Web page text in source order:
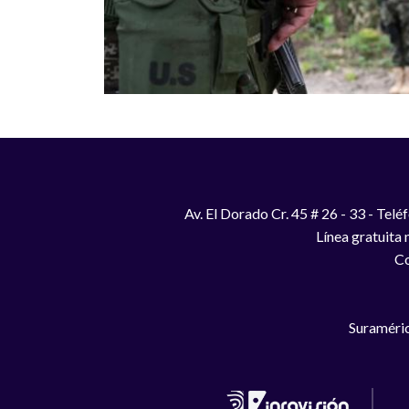
Av. El Dorado Cr. 45 # 26 - 33 -
Línea gratuita